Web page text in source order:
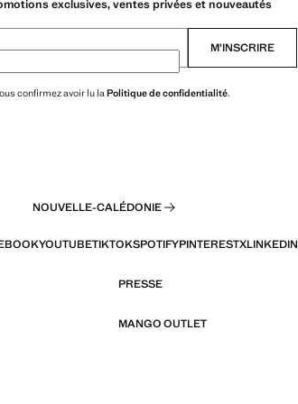
exclusives, ventes privées et nouveautés
M’INSCRIRE
confirmez avoir lu laPolitique de confidentialité.
NOUVELLE-CALÉDONIE
YOUTUBETIKTOKSPOTIFYPINTERESTXLINKEDIN
PRESSE
MANGO OUTLET